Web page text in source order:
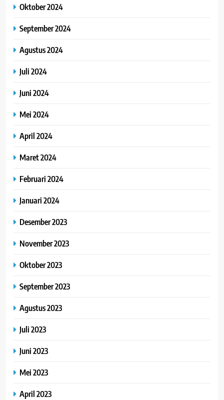
Oktober 2024
September 2024
Agustus 2024
Juli 2024
Juni 2024
Mei 2024
April 2024
Maret 2024
Februari 2024
Januari 2024
Desember 2023
November 2023
Oktober 2023
September 2023
Agustus 2023
Juli 2023
Juni 2023
Mei 2023
April 2023